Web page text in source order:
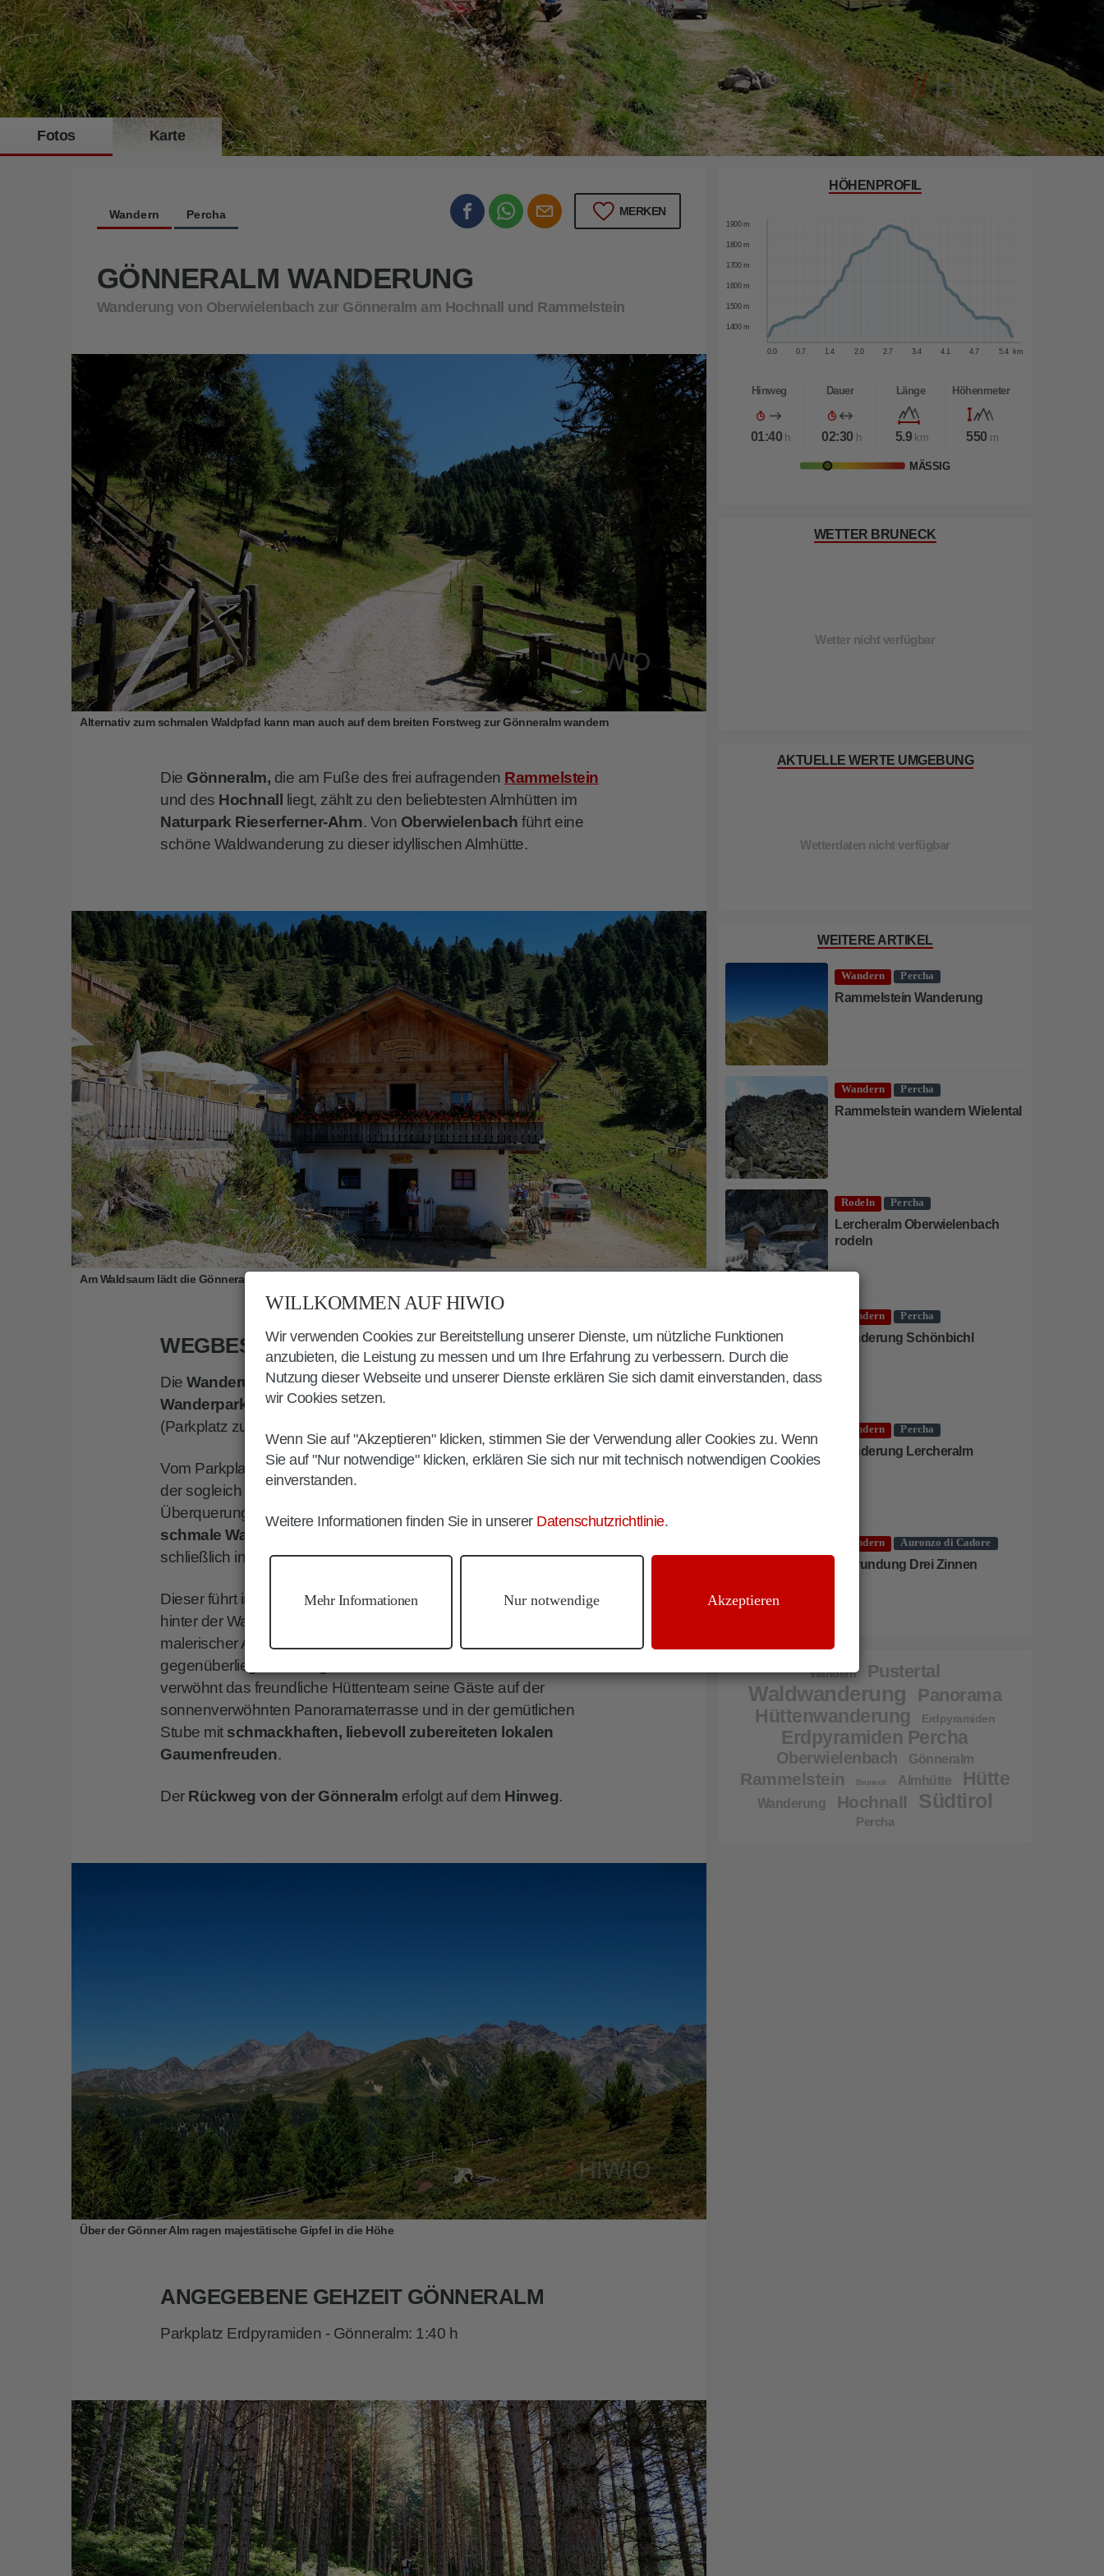
Fotos Karte
Wandern Percha MERKEN
GÖNNERALM WANDERUNG
Wanderung von Oberwielenbach zur Gönneralm am Hochnall und Rammelstein
Alternativ zum schmalen Waldpfad kann man auch auf dem breiten Forstweg zur Gönneralm wandern
Die Gönneralm, die am Fuße des frei aufragenden Rammelstein
und des Hochnall liegt, zählt zu den beliebtesten Almhütten im
Naturpark Rieserferner-Ahrn. Von Oberwielenbach führt eine
schöne Waldwanderung zu dieser idyllischen Almhütte.
Am Waldsaum lädt die Gönneralm zur Einkehr ein
WEGBESCHREIBUNG GÖNNERALM
DieWanderung zur Gönneralmbeginnt amzweiten
Wanderparkplatz zwischenOberwielenbach
(Parkplatz zu den
Vom Parkplatz führen hölzerne Treppen auf den „Pyramidenweg“,
der sogleich in einen schattigen Nadelwald eintaucht. Kurz nach der
Überquerung des kleinen Kammerer Baches
zweigt links der
schmale Wanderweg Nr. 16A
schließlich in denWeg Nr. 6mündet.
Dieser führt im steten, mitunter ziemlich steilen Anstieg zur knapp
hinter der Waldgrenze gelegenen
malerischer Ausblick auf
Pustertal
gegenüberliegende Bergwelt öffnet. Vor dieser verträumten Kulisse
verwöhnt das freundliche Hüttenteam seine Gäste auf der
sonnenverwöhnten Panoramaterrasse und in der gemütlichen
Stube mit schmackhaften, liebevoll zubereiteten lokalen
Gaumenfreuden.
Der Rückweg von der Gönneralm erfolgt auf dem Hinweg.
Über der Gönner Alm ragen majestätische Gipfel in die Höhe
ANGEGEBENE GEHZEIT GÖNNERALM
Parkplatz Erdpyramiden - Gönneralm: 1:40 h
HÖHENPROFIL
0.0 0.7 1.4 2.0 2.7 3.4 4.1 4.7 5.4 km
1400 m
1500 m
1600 m
1700 m
1800 m
1900 m
Hinweg
01:40 h
Dauer
02:30 h
Länge
5.9 km
Höhenmeter
550 m
MÄSSIG
WETTER BRUNECK
Wetter nicht verfügbar
AKTUELLE WERTE UMGEBUNG
Wetterdaten nicht verfügbar
WEITERE ARTIKEL
Wandern Percha
Rammelstein Wanderung
Wandern Percha
Rammelstein wandern Wielental
Rodeln Percha
Lercheralm Oberwielenbach
rodeln
Wandern Percha
Wanderung Schönbichl
Wandern Percha
Wanderung Lercheralm
Wandern Auronzo di Cadore
Umrundung Drei Zinnen
Wandern Pustertal
Waldwanderung Panorama
Hüttenwanderung Erdpyramiden
Erdpyramiden Percha
Oberwielenbach Gönneralm
Rammelstein Bruneck Almhütte Hütte
Wanderung Hochnall Südtirol
Percha
WILLKOMMEN AUF HIWIO
Wir verwenden Cookies zur Bereitstellung unserer Dienste, um nützliche Funktionen
anzubieten, die Leistung zu messen und um Ihre Erfahrung zu verbessern. Durch die
Nutzung dieser Webseite und unserer Dienste erklären Sie sich damit einverstanden, dass
wir Cookies setzen.
Wenn Sie auf "Akzeptieren" klicken, stimmen Sie der Verwendung aller Cookies zu. Wenn
Sie auf "Nur notwendige" klicken, erklären Sie sich nur mit technisch notwendigen Cookies
einverstanden.
Weitere Informationen finden Sie in unserer Datenschutzrichtlinie.
Mehr Informationen Nur notwendige Akzeptieren